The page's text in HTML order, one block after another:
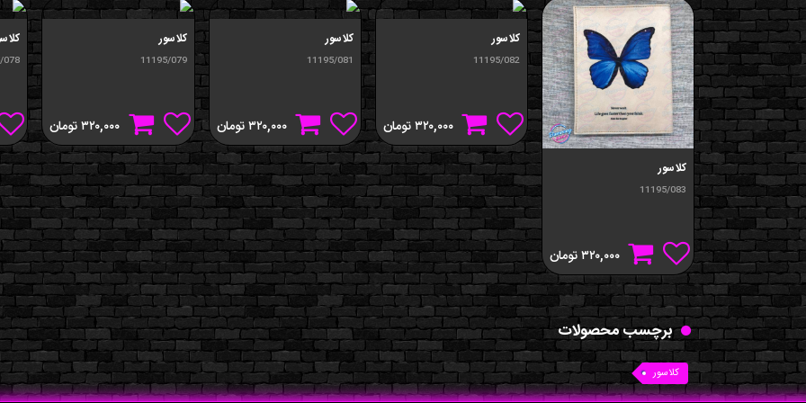
کلاسور
11195/083
۳۲۰,۰۰۰تومان
کلاسور
11195/082
۳۲۰,۰۰۰تومان
کلاسور
11195/081
۳۲۰,۰۰۰تومان
کلاسور
11195/079
۳۲۰,۰۰۰تومان
078
برچسب محصولات
کلاسور